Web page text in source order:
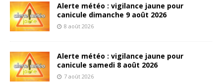
Alerte météo : vigilance jaune pour
canicule dimanche 9 août 2026
8 août 2026
Alerte météo : vigilance jaune pour
canicule samedi 8 août 2026
7 août 2026